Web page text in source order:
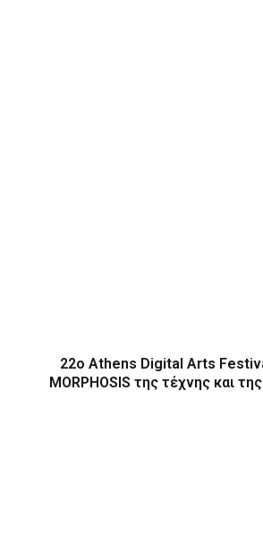
22ο Athens Digital Arts
MORPHOSIS της τέχνης και